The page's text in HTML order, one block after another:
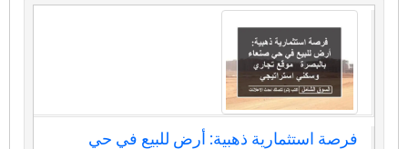
فرصة استثمارية ذهبية: أرض للبيع في حي